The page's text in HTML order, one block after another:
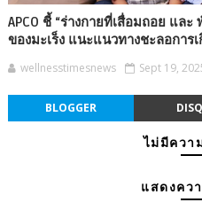
APCO ชี้ “ร่างกายที่เสื่อมถอย แล
ของมะเร็ง แนะแนวทางชะลอการ
wellnesstimesnews Sept 19,
BLOGGER
ไม่มีควา
แสดงคว